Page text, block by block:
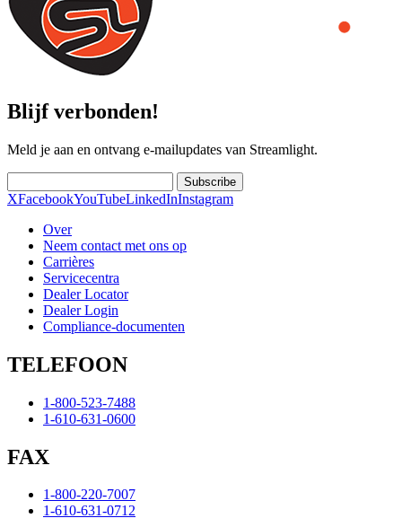
Blijf verbonden!
Meld je aan en ontvang e-mailupdates van Streamlight.
Subscribe
XFacebookYouTubeLinkedInInstagram
Over
Neem contact met ons op
Carrières
Servicecentra
Dealer Locator
Dealer Login
Compliance-documenten
TELEFOON
1-800-523-7488
1-610-631-0600
FAX
1-800-220-7007
1-610-631-0712